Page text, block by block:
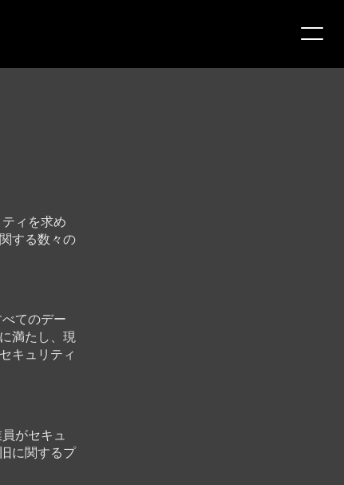
ィを求め
する数々の
てのデー
満たし、現
キュリティ
がセキュ
に関するプ